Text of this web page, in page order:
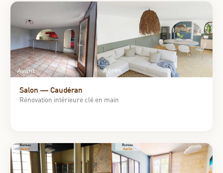
Salon — Caudéran
Rénovation intérieure clé en main